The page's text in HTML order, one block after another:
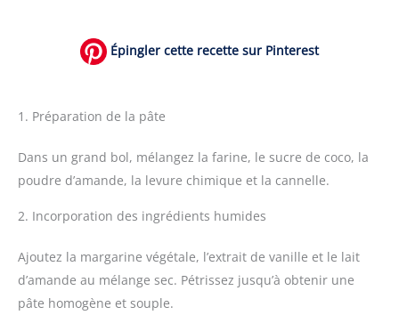
Épingler cette recette sur Pinterest
1. Préparation de la pâte
Dans un grand bol, mélangez la farine, le sucre de coco, la
poudre d’amande, la levure chimique et la cannelle.
2. Incorporation des ingrédients humides
Ajoutez la margarine végétale, l’extrait de vanille et le lait
d’amande au mélange sec. Pétrissez jusqu’à obtenir une
pâte homogène et souple.